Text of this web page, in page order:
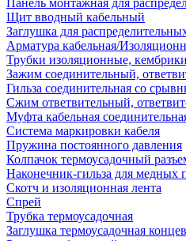
Панель монтажная для
Щит вводный кабельный
Заглушка для
Арматура кабельная/
Трубки изоляционные, кембрики
Зажим соединительный,
Гильза соединительная со
Сжим ответвительный,
Муфта кабельная
Система маркировки кабеля
Пружина постоянного давления
Колпачок термоусадочный
Наконечник-гильза для медных
Скотч и изоляционная лента
Спрей
Трубка термоусадочная
Заглушка термоусадочная